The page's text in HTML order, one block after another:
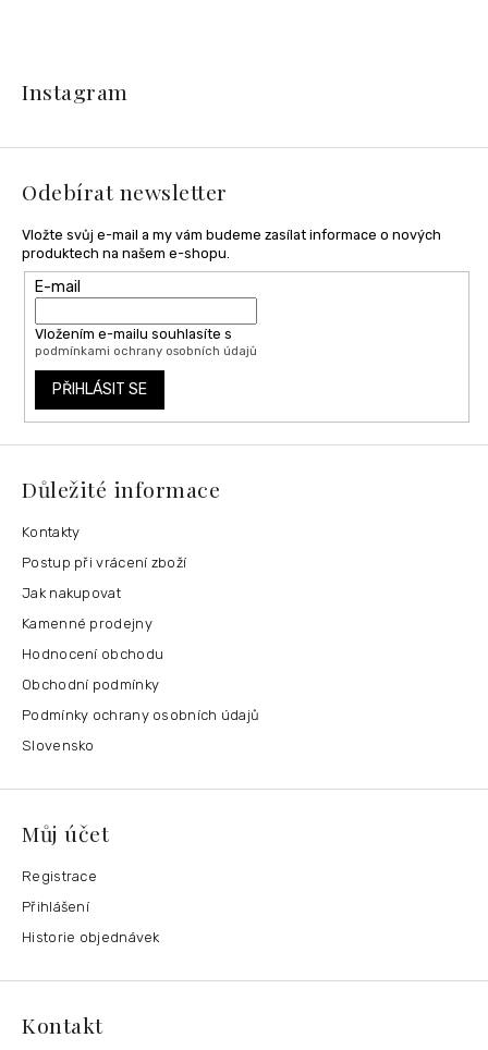
t
Instagram
Odebírat newsletter
Vložte svůj e-mail a my vám budeme zasílat informace o nových
produktech na našem e-shopu.
E-mail
Vložením e-mailu souhlasíte s
podmínkami ochrany osobních údajů
PŘIHLÁSIT SE
Důležité informace
Kontakty
Postup při vrácení zboží
Jak nakupovat
Kamenné prodejny
Hodnocení obchodu
Obchodní podmínky
Podmínky ochrany osobních údajů
Slovensko
Můj účet
Registrace
Přihlášení
Historie objednávek
Kontakt